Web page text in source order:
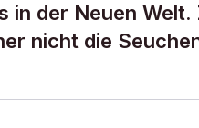
in der Neuen Welt.
nicht die